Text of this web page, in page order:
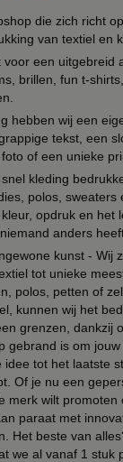
die zich richt
van textiel en
een uitgebreid
brillen, fun t-
hebben wij een
tekst, een
of een unieke
kleding
polos, sweaters
opdruk en het
anders
kunst - Wij
tot unieke
polos, petten of
kunnen wij het
grenzen, dankzij
gebrand is om
tot het laatste
Of je nu een
merk wilt promoten
paraat met
Het beste van
we al vanaf 1 stuk